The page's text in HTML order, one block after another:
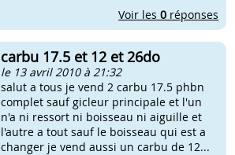
Voir les 0 réponses
carbu 17.5 et 12 et 26do
le 13 avril 2010 à 21:32
salut a tous je vend 2 carbu 17.5 phbn
complet sauf gicleur principale et l'un
n'a ni ressort ni boisseau ni aiguille et
l'autre a tout sauf le boisseau qui est a
changer je vend aussi un carbu de 12...